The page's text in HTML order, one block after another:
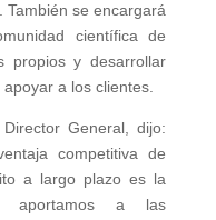
se encargará
científica de
propios y desarrollar
a los clientes.
General, dijo:
competitiva de
a largo plazo es la
aportamos a las